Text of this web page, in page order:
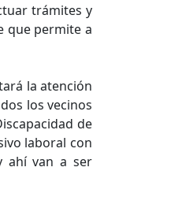
trámites y
que permite a
la atención
los vecinos
de
laboral con
ahí van a ser